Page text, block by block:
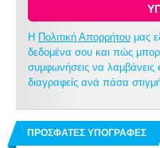
Η Πολιτική Απορρήτουμας
δεδομένα σου και πώς
συμφωνήσεις να
διαγραφείς ανά πάσα
ΠΡΟΣΦΑΤΕΣ ΥΠΟΓΡΑΦΕΣ